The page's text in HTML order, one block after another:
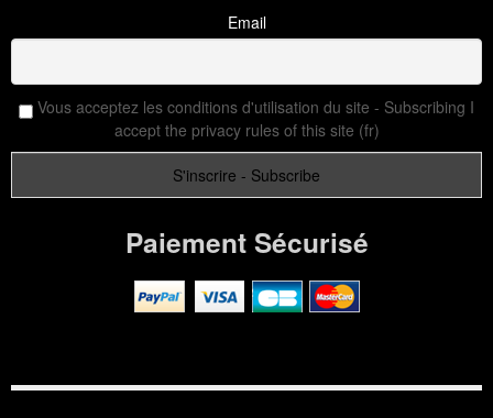
Email
Vous acceptez les conditions d'utilisation du site - Subscribing I
accept the privacy rules of this site (fr)
Paiement Sécurisé